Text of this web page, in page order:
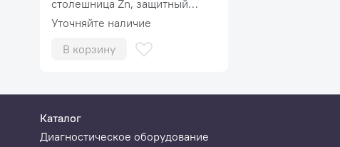
Оперативная память (RAM)
Скорость опроса в режиме краткого теста (49 систем)
столешница Zn, защитный
экран MaxPlus
Уточняйте наличие
В корзину
Каталог
Диагностическое оборудование